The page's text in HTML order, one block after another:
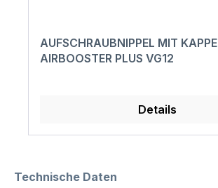
AUFSCHRAUBNIPPEL MIT KAPPE
AIRBOOSTER PLUS VG12
Details
Technische Daten